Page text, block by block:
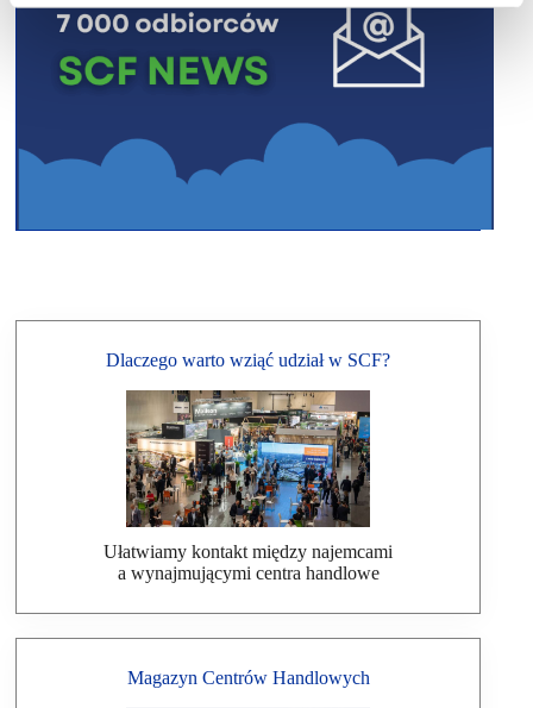
Dlaczego warto wziąć udział w SCF?
Ułatwiamy kontakt między najemcami
a wynajmującymi centra handlowe
Magazyn Centrów Handlowych